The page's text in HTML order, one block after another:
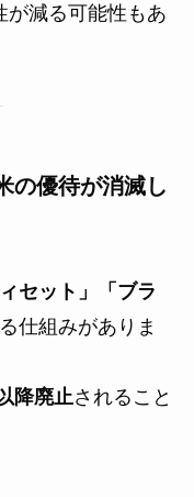
が減る可能性もあ
の優待が消滅し
セット」「ブラ
仕組みがありま
降廃止されること